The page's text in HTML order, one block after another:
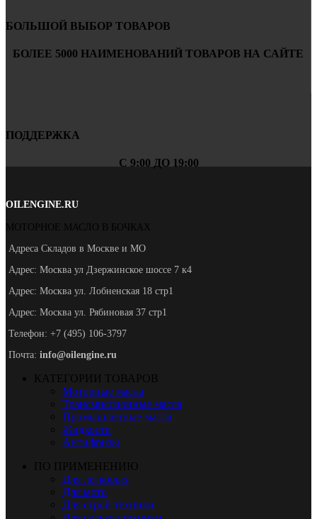
БОЛЬШОЙ ВЫБОР ТОВАРОВ
БОЛЕЕ 5000 НАИМЕНОВАНИЙ ТОВАРОВ НА САЙТЕ
ПОДДЕРЖКА
С 9:00 ДО 19:00
OILENGINE.RU
МОТОРНОЕ МАСЛО В БОЧКАХ
Адреса Складов в Москве и МО
Адрес: Москва ул Дзержинское шоссе 7 к4
Адрес: Москва ул. Лобненская 18 стр1
Адрес: Москва ул. Рябиновая 37 стр1
Телефон: +7 (495) 106-3797
Почта: info@oilengine.ru
КАТЕГОРИИ ТОВАРОВ
Моторные масла
Трансмиссионные масла
Промышленные масла
Жидкости
Антифризы
ПО ПРИМЕНЕНИЮ
Для легковых
Для мото
Для строй техники